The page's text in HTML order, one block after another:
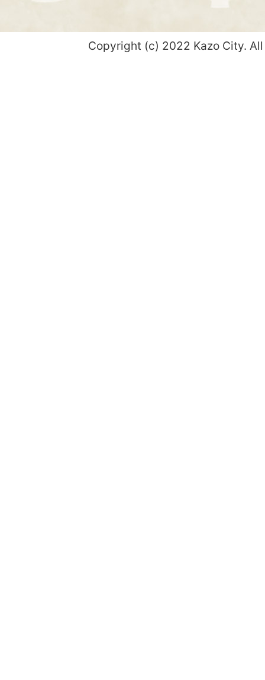
Copyright (c) 2022 Kazo City.